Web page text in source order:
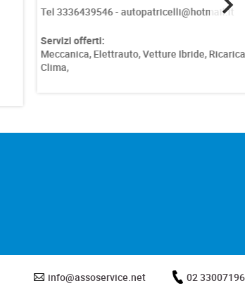
Tel 3336439546 - autopatricelli@hotmail.it
Servizi offerti:
Meccanica, Elettrauto,Vetture Ibride,Ricarica
Clima,
info@assoservice.net 02 33007196